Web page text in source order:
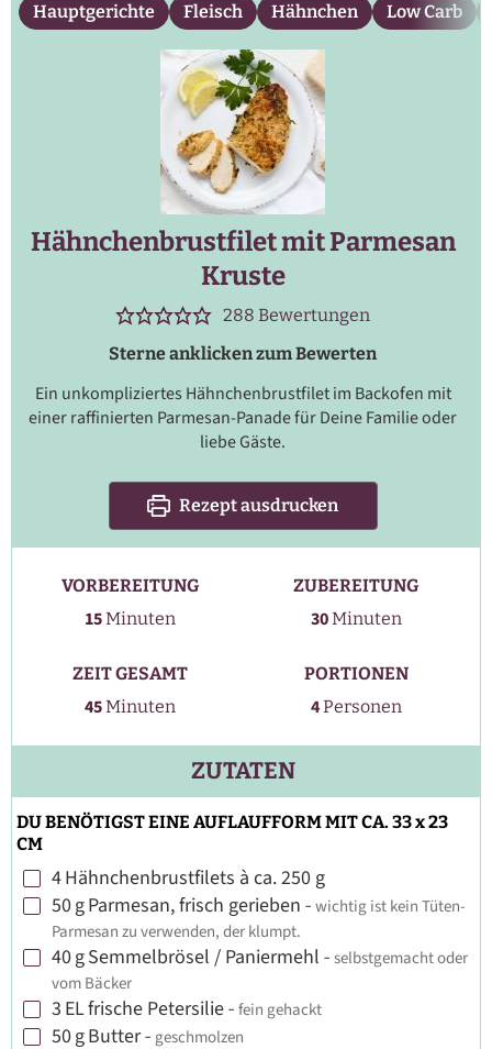
Hauptgerichte Fleisch Hähnchen Low Carb
Hähnchenbrustfilet mit Parmesan
Kruste
288 Bewertungen
Sterne anklicken zum Bewerten
Ein unkompliziertes Hähnchenbrustfilet im Backofen mit
einer raffinierten Parmesan-Panade für Deine Familie oder
liebe Gäste.
Rezept ausdrucken
VORBEREITUNG
15Minuten
Minuten
ZUBEREITUNG
30Minuten
Minuten
ZEIT GESAMT
45Minuten
Minuten
PORTIONEN
4Personen
ZUTATEN
DU BENÖTIGST EINE AUFLAUFFORM MIT CA. 33 x 23
CM
▢
4Hähnchenbrustfilets à ca. 250 g
▢
50gParmesan, frisch gerieben - wichtig ist kein Tüten-
Parmesan zu verwenden, der klumpt.
▢
40gSemmelbrösel / Paniermehl - selbstgemacht oder
vom Bäcker
▢
3 ELfrische Petersilie - fein gehackt
▢
50gButter- geschmolzen